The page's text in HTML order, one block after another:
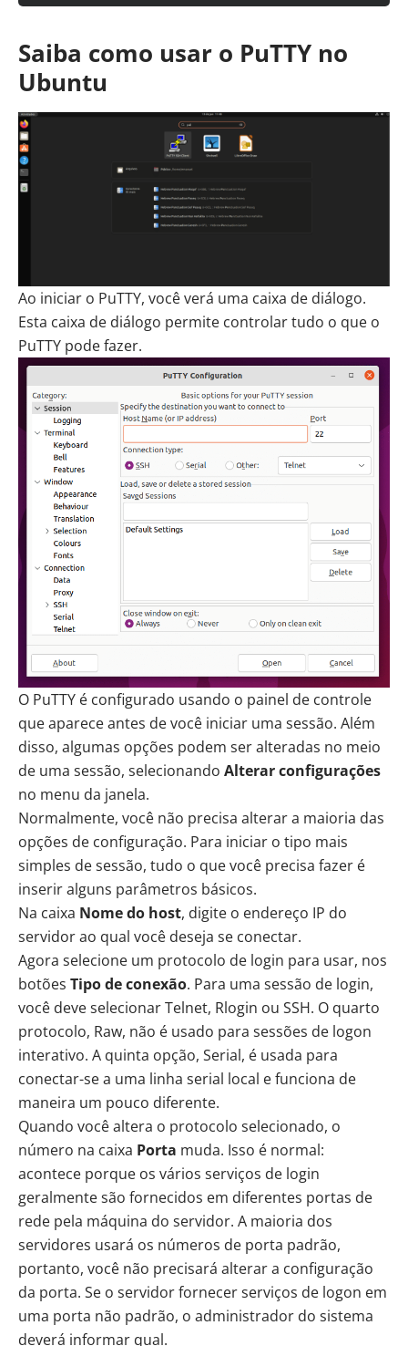
Saiba como usar o PuTTY no
Ubuntu
Ao iniciar o PuTTY, você verá uma caixa de diálogo.
Esta caixa de diálogo permite controlar tudo o que o
PuTTY pode fazer.
O PuTTY é configurado usando o painel de controle
que aparece antes de você iniciar uma sessão. Além
disso, algumas opções podem ser alteradas no meio
de uma sessão, selecionando Alterar configurações
no menu da janela.
Normalmente, você não precisa alterar a maioria das
opções de configuração. Para iniciar o tipo mais
simples de sessão, tudo o que você precisa fazer é
inserir alguns parâmetros básicos.
Na caixa Nome do host, digite o endereço IP do
servidor ao qual você deseja se conectar.
Agora selecione um protocolo de login para usar, nos
botões Tipo de conexão. Para uma sessão de login,
você deve selecionar Telnet, Rlogin ou SSH. O quarto
protocolo, Raw, não é usado para sessões de logon
interativo. A quinta opção, Serial, é usada para
conectar-se a uma linha serial local e funciona de
maneira um pouco diferente.
Quando você altera o protocolo selecionado, o
número na caixa Porta muda. Isso é normal:
acontece porque os vários serviços de login
geralmente são fornecidos em diferentes portas de
rede pela máquina do servidor. A maioria dos
servidores usará os números de porta padrão,
portanto, você não precisará alterar a configuração
da porta. Se o servidor fornecer serviços de logon em
uma porta não padrão, o administrador do sistema
deverá informar qual.